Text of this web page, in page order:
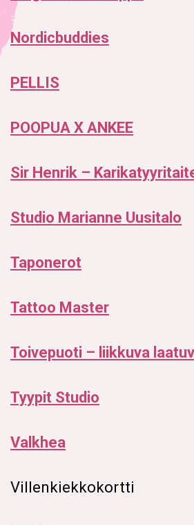
Nordicbuddies
PELLIS
POOPUA X ANKEE
Sir Henrik –
Studio Marianne Uusitalo
Taponerot
Tattoo Master
Toivepuoti – liikkuva
Tyypit Studio
Valkhea
Villenkiekkokortti